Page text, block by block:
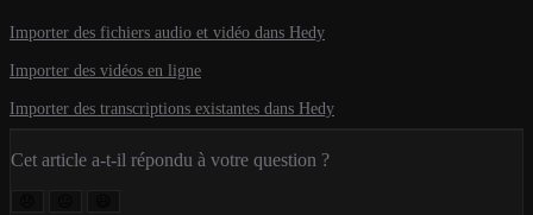
Importer des fichiers audio et vidéo dans Hedy
Importer des vidéos en ligne
Importer des transcriptions existantes dans Hedy
Cet article a-t-il répondu à votre question ?